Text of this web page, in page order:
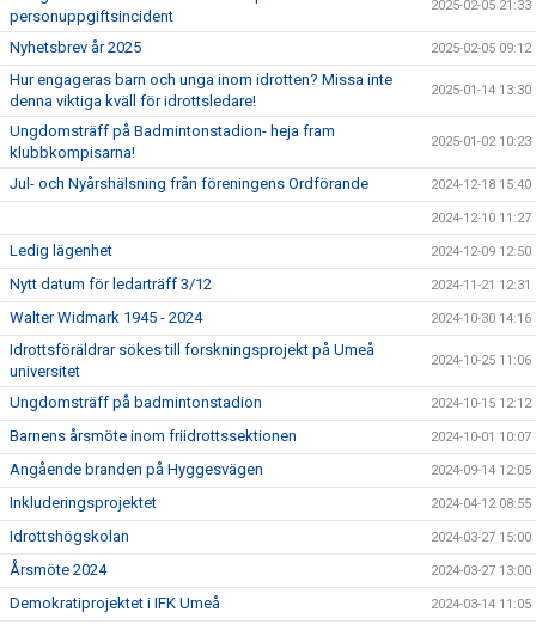
personuppgiftsincident
2025-02-05 21:33
Nyhetsbrev år 2025 2025-02-05 09:12
Hur engageras barn och unga inom idrotten? Missa inte
denna viktiga kväll för idrottsledare!
2025-01-14 13:30
Ungdomsträff på Badmintonstadion- heja fram
klubbkompisarna!
2025-01-02 10:23
Jul- och Nyårshälsning från föreningens Ordförande 2024-12-18 15:40
2024-12-10 11:27
Ledig lägenhet 2024-12-09 12:50
Nytt datum för ledarträff 3/12 2024-11-21 12:31
Walter Widmark 1945 - 2024 2024-10-30 14:16
Idrottsföräldrar sökes till forskningsprojekt på Umeå
universitet
2024-10-25 11:06
Ungdomsträff på badmintonstadion 2024-10-15 12:12
Barnens årsmöte inom friidrottssektionen 2024-10-01 10:07
Angående branden på Hyggesvägen 2024-09-14 12:05
Inkluderingsprojektet 2024-04-12 08:55
Idrottshögskolan 2024-03-27 15:00
Årsmöte 2024 2024-03-27 13:00
Demokratiprojektet i IFK Umeå 2024-03-14 11:05